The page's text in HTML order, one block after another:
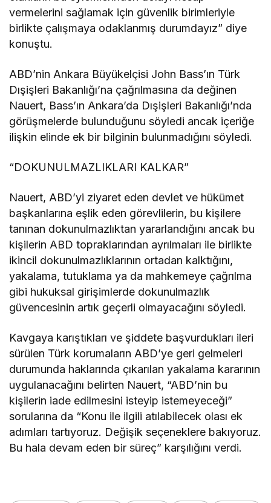
vermelerini sağlamak için güvenlik birimleriyle
birlikte çalışmaya odaklanmış durumdayız” diye
konuştu.
ABD’nin Ankara Büyükelçisi John Bass’ın Türk
Dışişleri Bakanlığı’na çağrılmasına da değinen
Nauert, Bass’ın Ankara’da Dışişleri Bakanlığı’nda
görüşmelerde bulunduğunu söyledi ancak içeriğe
ilişkin elinde ek bir bilginin bulunmadığını söyledi.
“DOKUNULMAZLIKLARI KALKAR”
Nauert, ABD’yi ziyaret eden devlet ve hükümet
başkanlarına eşlik eden görevlilerin, bu kişilere
tanınan dokunulmazlıktan yararlandığını ancak bu
kişilerin ABD topraklarından ayrılmaları ile birlikte
ikincil dokunulmazlıklarının ortadan kalktığını,
yakalama, tutuklama ya da mahkemeye çağrılma
gibi hukuksal girişimlerde dokunulmazlık
güvencesinin artık geçerli olmayacağını söyledi.
Kavgaya karıştıkları ve şiddete başvurdukları ileri
sürülen Türk korumaların ABD’ye geri gelmeleri
durumunda haklarında çıkarılan yakalama kararının
uygulanacağını belirten Nauert, “ABD’nin bu
kişilerin iade edilmesini isteyip istemeyeceği”
sorularına da “Konu ile ilgili atılabilecek olası ek
adımları tartıyoruz. Değişik seçeneklere bakıyoruz.
Bu hala devam eden bir süreç” karşılığını verdi.